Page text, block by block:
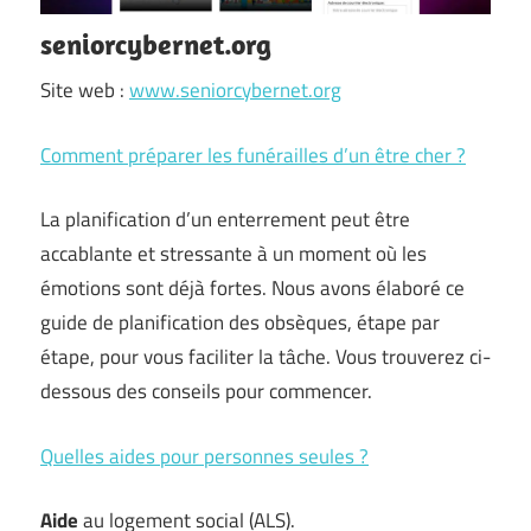
seniorcybernet.org
Site web :www.seniorcybernet.org
Comment préparer les funérailles d’un être cher ?
La planification d’un enterrement peut être
accablante et stressante à un moment où les
émotions sont déjà fortes. Nous avons élaboré ce
guide de planification des obsèques, étape par
étape, pour vous faciliter la tâche. Vous trouverez ci-
dessous des conseils pour commencer.
Quelles aides pour personnes seules ?
Aideau logement social (ALS).